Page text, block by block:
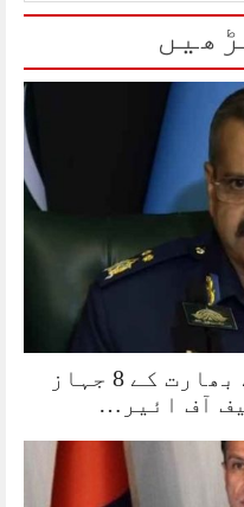
معرکہ حق میں ہم نے بھارت کے 8 جہاز
آف ائیر…